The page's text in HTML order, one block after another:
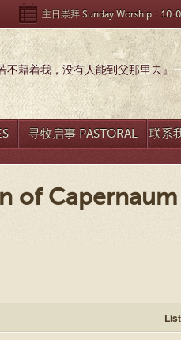
主日崇拜 Sunday Worship：
不藉着我，没有人能到父那里去』
寻牧启事 PASTORAL
SEARCH
联系
of